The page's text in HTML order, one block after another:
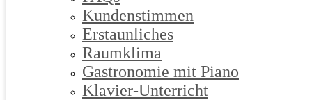
Kundenstimmen
Erstaunliches
Raumklima
Gastronomie mit Piano
Klavier-Unterricht